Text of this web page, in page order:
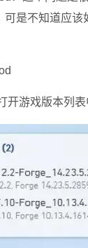
是不知道应
游戏版本列表